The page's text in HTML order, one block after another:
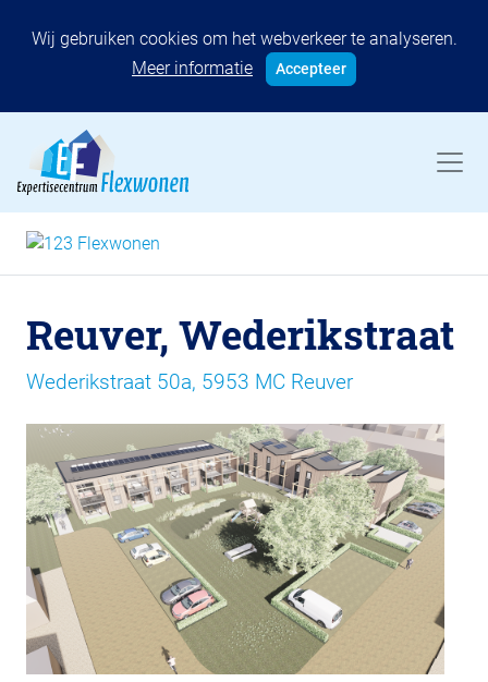
Wij gebruiken cookies om het webverkeer te analyseren.
Meer informatie
Accepteer
Reuver, Wederikstraat
Wederikstraat 50a, 5953 MC Reuver